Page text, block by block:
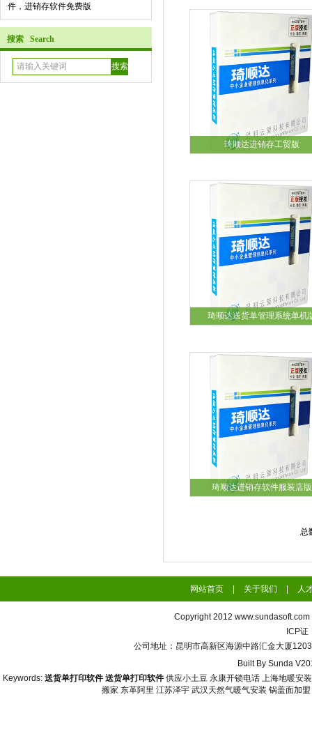
件，进销存软件免费版
搜索 Search
琦顺达进销存工贸版
琦顺达送货单管理系统单机
琦顺达进销存软件服装店版
总
网站首页 关于我们 人
Copyright 2012 www.sundasoft.com
ICP证
公司地址：昆明市高新区海源中路汇金大厦
Built By Sunda
Keywords: 送货单打印软件 送货单打印软件 供应小土豆 永康开锁电话 上海地暖安装
搬家 东革阿里 江苏泽宇 武汉天然气暖气安装 锅盖面加盟